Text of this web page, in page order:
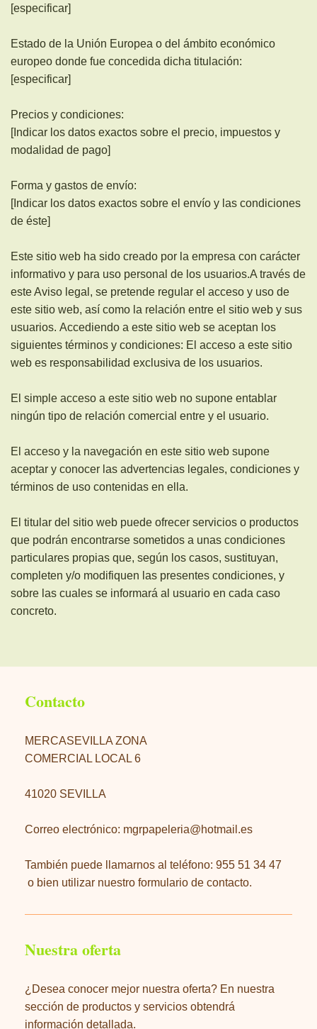
[especificar]
Estado de la Unión Europea o del ámbito económico
europeo donde fue concedida dicha titulación:
[especificar]
Precios y condiciones:
[Indicar los datos exactos sobre el precio, impuestos y
modalidad de pago]
Forma y gastos de envío:
[Indicar los datos exactos sobre el envío y las condiciones
de éste]
Este sitio web ha sido creado por la empresa con carácter
informativo y para uso personal de los usuarios.A través de
este Aviso legal, se pretende regular el acceso y uso de
este sitio web, así como la relación entre el sitio web y sus
usuarios. Accediendo a este sitio web se aceptan los
siguientes términos y condiciones: El acceso a este sitio
web es responsabilidad exclusiva de los usuarios.
El simple acceso a este sitio web no supone entablar
ningún tipo de relación comercial entre y el usuario.
El acceso y la navegación en este sitio web supone
aceptar y conocer las advertencias legales, condiciones y
términos de uso contenidas en ella.
El titular del sitio web puede ofrecer servicios o productos
que podrán encontrarse sometidos a unas condiciones
particulares propias que, según los casos, sustituyan,
completen y/o modifiquen las presentes condiciones, y
sobre las cuales se informará al usuario en cada caso
concreto.
Contacto
MERCASEVILLA ZONA
COMERCIAL LOCAL 6
41020 SEVILLA
Correo electrónico: mgrpapeleria@hotmail.es
También puede llamarnos al teléfono: 955 51 34 47
o bien utilizar nuestro formulario de contacto.
Nuestra oferta
¿Desea conocer mejor nuestra oferta? En nuestra
sección de productos y servicios obtendrá
información detallada.